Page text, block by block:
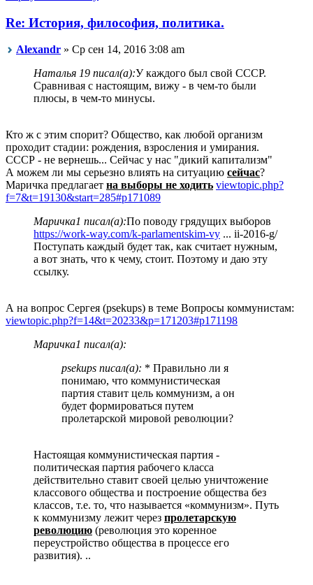
Re: История, философия, политика.
Alexandr » Ср сен 14, 2016 3:08 am
Наталья 19 писал(а):У каждого был свой СССР.
Сравнивая с настоящим, вижу - в чем-то были
плюсы, в чем-то минусы.
Кто ж с этим спорит? Общество, как любой организм
проходит стадии: рождения, взросления и умирания.
СССР - не вернешь... Сейчас у нас "дикий капитализм"
А можем ли мы серьезно влиять на ситуацию сейчас?
Маричка предлагает на выборы не ходить viewtopic.php?
f=7&t=19130&start=285#p171089
Маричка1 писал(а):По поводу грядущих выборов
https://work-way.com/k-parlamentskim-vy ... ii-2016-g/
Поступать каждый будет так, как считает нужным,
а вот знать, что к чему, стоит. Поэтому и даю эту
ссылку.
А на вопрос Сергея (psekups) в теме Вопросы коммунистам:
viewtopic.php?f=14&t=20233&p=171203#p171198
Маричка1 писал(а):
psekups писал(а): * Правильно ли я
понимаю, что коммунистическая
партия ставит цель коммунизм, а он
будет формироваться путем
пролетарской мировой революции?
Настоящая коммунистическая партия -
политическая партия рабочего класса
действительно ставит своей целью уничтожение
классового общества и построение общества без
классов, т.е. то, что называется «коммунизм». Путь
к коммунизму лежит через пролетарскую
революцию (революция это коренное
переустройство общества в процессе его
развития). ..